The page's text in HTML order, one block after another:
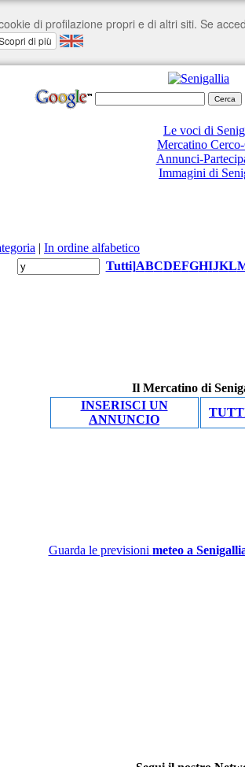
Le voci di
Mercatino
Annunci-
Immagini di
| In ordine alfabetico
Tutti]ABCDEFGHIJKL
Il Mercatino di
INSERISCI UN
ANNUNCIO
Guarda le previsioni meteo a